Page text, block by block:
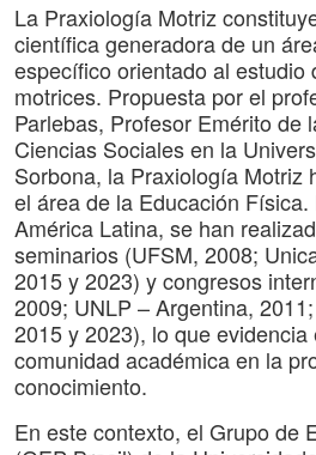
La Praxiología Motriz
científica generadora de un
específico orientado al estudio
motrices. Propuesta por el
Parlebas, Profesor Emérito de
Ciencias Sociales en la
Sorbona, la Praxiología Motriz
el área de la Educación
América Latina, se han
seminarios (UFSM, 2008;
2015 y 2023) y congresos
2009; UNLP – Argentina,
2015 y 2023), lo que
comunidad académica en la
conocimiento.
En este contexto, el Grupo de